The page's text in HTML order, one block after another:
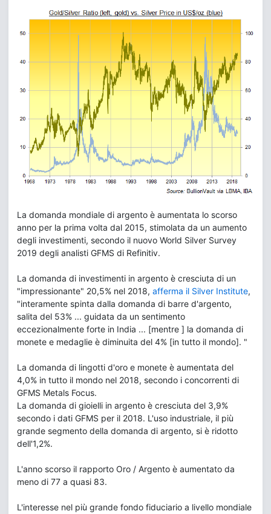
La domanda mondiale di argento è aumentata lo scorso
anno per la prima volta dal 2015, stimolata da un aumento
degli investimenti, secondo il nuovo World Silver Survey
2019 degli analisti GFMS di Refinitiv.
La domanda di investimenti in argento è cresciuta di un
"impressionante" 20,5% nel 2018, afferma il Silver Institute,
"interamente spinta dalla domanda di barre d'argento,
salita del 53% ... guidata da un sentimento
eccezionalmente forte in India ... [mentre ] la domanda di
monete e medaglie è diminuita del 4% [in tutto il mondo]. "
La domanda di lingotti d'oro e monete è aumentata del
4,0% in tutto il mondo nel 2018, secondo i concorrenti di
GFMS Metals Focus.
La domanda di gioielli in argento è cresciuta del 3,9%
secondo i dati GFMS per il 2018. L'uso industriale, il più
grande segmento della domanda di argento, si è ridotto
dell'1,2%.
L'anno scorso il rapporto Oro / Argento è aumentato da
meno di 77 a quasi 83.
L'interesse nel più grande fondo fiduciario a livello mondiale